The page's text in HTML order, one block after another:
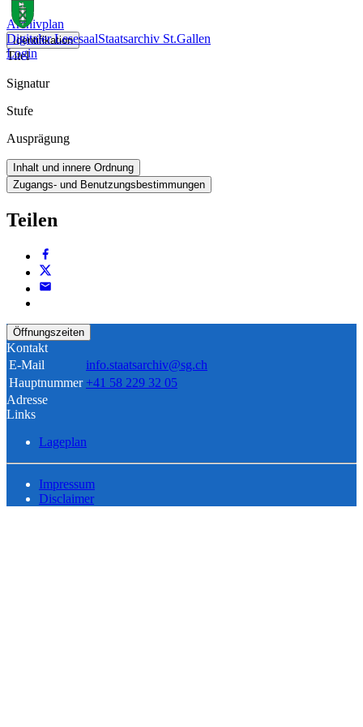
Digitaler LesesaalStaatsarchiv St.Gallen
Login
Archivplan
Identifikation
Titel
Signatur
Stufe
Ausprägung
Inhalt und innere Ordnung
Zugangs- und Benutzungsbestimmungen
Teilen
Öffnungszeiten
Kontakt
E-Mail
info.staatsarchiv@sg.ch
Hauptnummer +41 58 229 32 05
Adresse
Links
Lageplan
Impressum
Disclaimer